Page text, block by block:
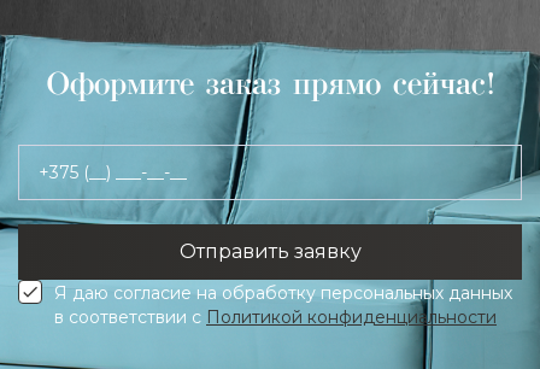
Оформите заказ прямо сейчас!
+375 (__) ___-__-__
Я даю согласие на обработку персональных данных
в соответствии с Политикой конфиденциальности